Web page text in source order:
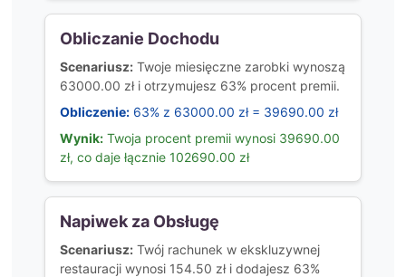
Obliczanie Dochodu
Scenariusz: Twoje miesięczne zarobki wynoszą
63000.00 zł i otrzymujesz 63% procent premii.
Obliczenie: 63% z 63000.00 zł = 39690.00 zł
Wynik: Twoja procent premii wynosi 39690.00
zł, co daje łącznie 102690.00 zł
Napiwek za Obsługę
Scenariusz: Twój rachunek w ekskluzywnej
restauracji wynosi 154.50 zł i dodajesz 63%